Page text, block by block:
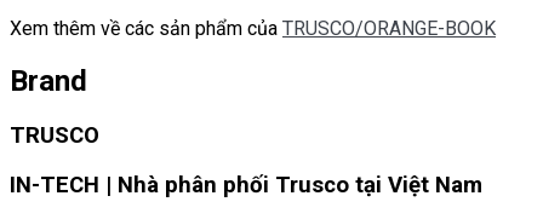
Xem thêm về các sản phẩm của TRUSCO/ORANGE-BOOK
Brand
TRUSCO
IN-TECH | Nhà phân phối Trusco tại Việt Nam